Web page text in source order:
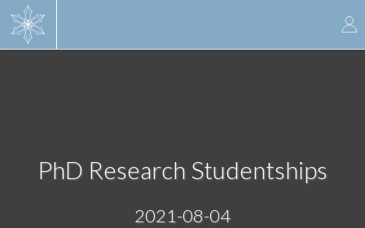
PhD Research Studentships
2021-08-04